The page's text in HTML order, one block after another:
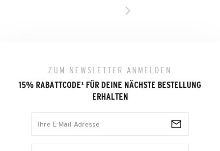
ZUM NEWSLETTER ANMELDEN
15% RABATTCODE¹ FÜR DEINE NÄCHSTE BESTELLUNG
ERHALTEN